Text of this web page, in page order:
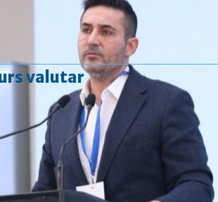
valutar
Curs valutar: 06 Aug 2026
EUR
: 5,2513 RON
+0,0024 ▲
USD: 4,5507 RON
+0,0027 ▲
CHF
: 5,6221 RON
+0,0011 ▲
GBP: 6,1236 RON
-0,0008 ▼